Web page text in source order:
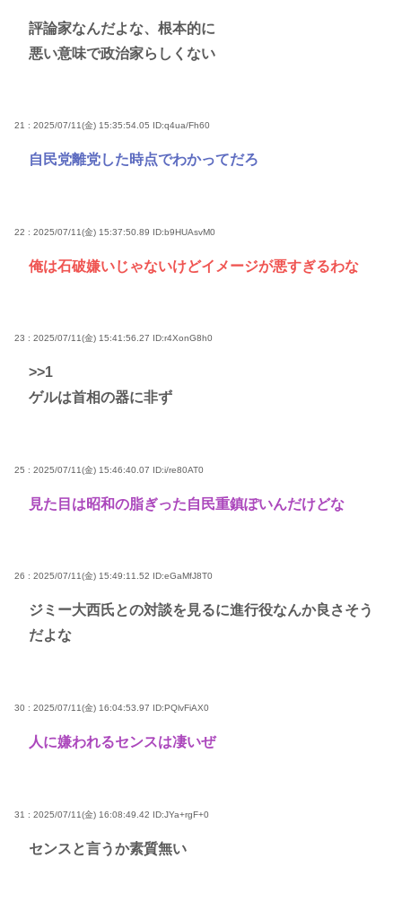
評論家なんだよな、根本的に
悪い意味で政治家らしくない
21 : 2025/07/11(金) 15:35:54.05 ID:q4ua/Fh60
自民党離党した時点でわかってだろ
22 : 2025/07/11(金) 15:37:50.89 ID:b9HUAsvM0
俺は石破嫌いじゃないけどイメージが悪すぎるわな
23 : 2025/07/11(金) 15:41:56.27 ID:r4XonG8h0
>>1
ゲルは首相の器に非ず
25 : 2025/07/11(金) 15:46:40.07 ID:i/re80AT0
見た目は昭和の脂ぎった自民重鎮ぽいんだけどな
26 : 2025/07/11(金) 15:49:11.52 ID:eGaMfJ8T0
ジミー大西氏との対談を見るに進行役なんか良さそう
だよな
30 : 2025/07/11(金) 16:04:53.97 ID:PQlvFiAX0
人に嫌われるセンスは凄いぜ
31 : 2025/07/11(金) 16:08:49.42 ID:JYa+rgF+0
センスと言うか素質無い